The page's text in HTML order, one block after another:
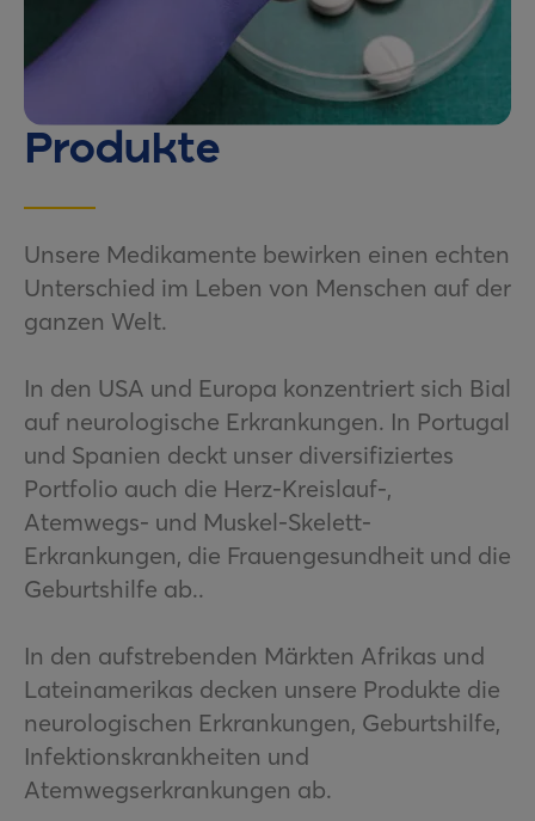
German (CH)
Produkte
Unsere Medikamente bewirken einen echten
Unterschied im Leben von Menschen auf der
ganzen Welt.
In den USA und Europa konzentriert sich Bial
auf neurologische Erkrankungen. In Portugal
und Spanien deckt unser diversifiziertes
Portfolio auch die Herz-Kreislauf-,
Atemwegs- und Muskel-Skelett-
Erkrankungen, die Frauengesundheit und die
Geburtshilfe ab..
In den aufstrebenden Märkten Afrikas und
Lateinamerikas decken unsere Produkte die
neurologischen Erkrankungen, Geburtshilfe,
Infektionskrankheiten und
Atemwegserkrankungen ab.